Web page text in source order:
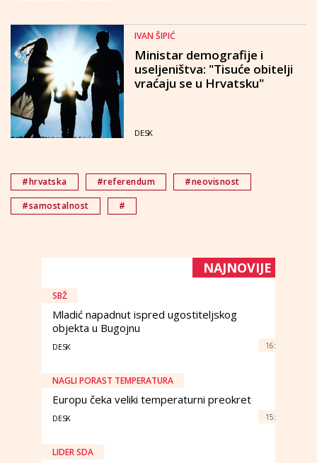
IVAN ŠIPIĆ
Ministar demografije i
useljeništva: "Tisuće obitelji
vraćaju se u Hrvatsku"
DESK
#hrvatska #referendum
#neovisnost
#samostalnost
#
NAJNOVIJE
SBŽ
Mladić napadnut ispred ugostiteljskog
objekta u Bugojnu
DESK 16:
NAGLI PORAST TEMPERATURA
Europu čeka veliki temperaturni preokret
DESK 15:
LIDER SDA